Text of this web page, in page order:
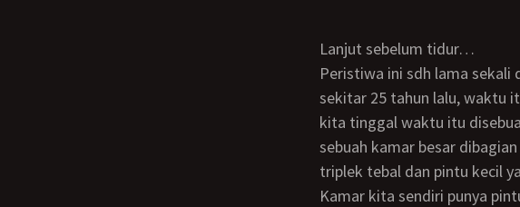
Lanjut sebelum tidur…
Peristiwa ini sdh lama sekali dan tetap gw inget (engga tau deh kalo adik gw yah)
sekitar 25 tahun lalu, waktu
kita tinggal waktu itu
sebuah kamar besar
triplek tebal dan pintu kecil
Kamar kita sendiri punya pintu yang langsung keruang keluarga yang cukup luas,